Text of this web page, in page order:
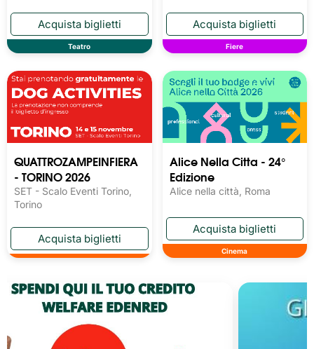
Teatro Fiere
QUATTROZAMPEINFIERA
- TORINO 2026
SET - Scalo Eventi Torino,
Torino
Alice Nella Citta - 24°
Edizione
Alice nella città, Roma
Cinema